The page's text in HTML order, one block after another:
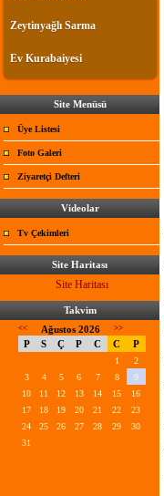
Zeytinyağlı Sarma
Ev Kurabaiyesi
Site Menüsü
Üye Listesi
Foto Galeri
Ziyaretçi Defteri
Videolar
Tv Çekimleri
Site Haritası
Site Haritası
Takvim
<< Ağustos 2026 >>
P S Ç P C C P
1
2
3
4 5 6 7 8
9
10
11 12 13 14 15
16
17
18 19 20 21 22
23
24
25 26 27 28 29
30
31